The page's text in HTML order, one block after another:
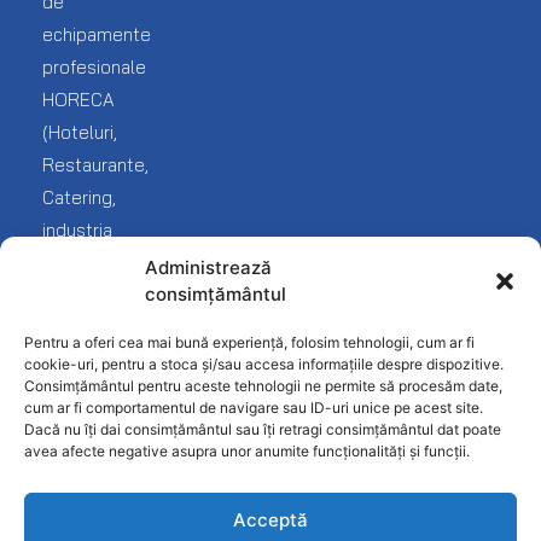
Administrează
consimțământul
Pentru a oferi cea mai bună experiență, folosim tehnologii, cum ar fi
cookie-uri, pentru a stoca și/sau accesa informațiile despre dispozitive.
Consimțământul pentru aceste tehnologii ne permite să procesăm date,
cum ar fi comportamentul de navigare sau ID-uri unice pe acest site.
Dacă nu îți dai consimțământul sau îți retragi consimțământul dat poate
avea afecte negative asupra unor anumite funcționalități și funcții.
Acceptă
echipamente
profesionale
HORECA
(Hoteluri,
Restaurante,
Catering,
industria
desfacere
produse
alimentare).
Livrare
noi
Frigorifice
Inghetata-
Gelato
Linie
Ciocolaterie
Mobilier
INOX
Patiserie
Protecția
datelor
confidențialitate